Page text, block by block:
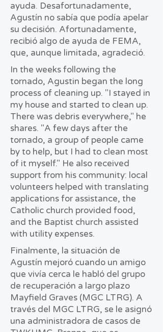
ayuda. Desafortunadamente,
Agustín no sabía que podía apelar
su decisión. Afortunadamente,
recibió algo de ayuda de FEMA,
que, aunque limitada, agradeció.
In the weeks following the
tornado, Agustin began the long
process of cleaning up. "I stayed in
my house and started to clean up.
There was debris everywhere," he
shares. "A few days after the
tornado, a group of people came
by to help, but I had to clean most
of it myself." He also received
support from his community: local
volunteers helped with translating
applications for assistance, the
Catholic church provided food,
and the Baptist church assisted
with utility expenses.
Finalmente, la situación de
Agustín mejoró cuando un amigo
que vivía cerca le habló del grupo
de recuperación a largo plazo
Mayfield Graves (MGC LTRG). A
través del MGC LTRG, se le asignó
una administradora de casos de